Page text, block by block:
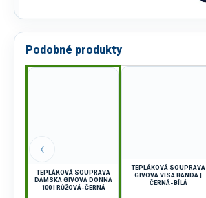
Podobné produkty
‹
TEPLÁKOVÁ SOUPRAVA
DÁMSKÁ GIVOVA DONNA
100 | RŮŽOVÁ-ČERNÁ
TEPLÁKOVÁ SOUPRAVA
GIVOVA VISA BANDA |
ČERNÁ-BÍLÁ